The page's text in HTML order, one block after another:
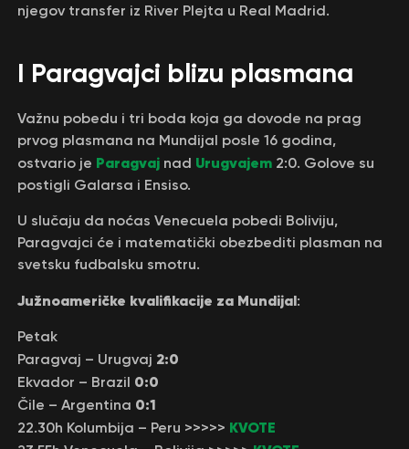
njegov transfer iz River Plejta u Real Madrid.
I Paragvajci blizu plasmana
Važnu pobedu i tri boda koja ga dovode na prag
prvog plasmana na Mundijal posle 16 godina,
ostvario je Paragvaj nad Urugvajem 2:0. Golove su
postigli Galarsa i Ensiso.
U slučaju da noćas Venecuela pobedi Boliviju,
Paragvajci će i matematički obezbediti plasman na
svetsku fudbalsku smotru.
Južnoameričke kvalifikacije za Mundijal:
Petak
Paragvaj – Urugvaj 2:0
Ekvador – Brazil 0:0
Čile – Argentina 0:1
22.30h Kolumbija – Peru >>>>> KVOTE